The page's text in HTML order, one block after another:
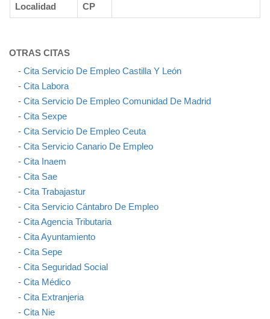
Localidad CP
OTRAS CITAS
- Cita Servicio De Empleo Castilla Y León
- Cita Labora
- Cita Servicio De Empleo Comunidad De Madrid
- Cita Sexpe
- Cita Servicio De Empleo Ceuta
- Cita Servicio Canario De Empleo
- Cita Inaem
- Cita Sae
- Cita Trabajastur
- Cita Servicio Cántabro De Empleo
- Cita Agencia Tributaria
- Cita Ayuntamiento
- Cita Sepe
- Cita Seguridad Social
- Cita Médico
- Cita Extranjeria
- Cita Nie